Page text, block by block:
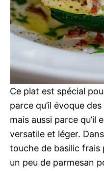
Ce plat est spécial
parce qu’il évoque
mais aussi parce qu’il
versatile et léger.
touche de basilic frais
un peu de parmesan